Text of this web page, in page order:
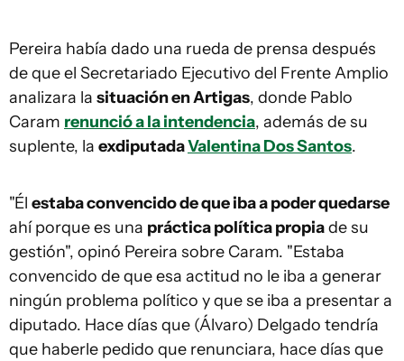
Pereira había dado una rueda de prensa después
de que el Secretariado Ejecutivo del Frente Amplio
analizara la situación en Artigas, donde Pablo
Caram renunció a la intendencia, además de su
suplente, la exdiputadaValentina Dos Santos.
"Él estaba convencido de que iba a poder quedarse
ahí porque es una práctica política propiade su
gestión", opinó Pereira sobre Caram. "Estaba
convencido de que esa actitud no le iba a generar
ningún problema político y que se iba a presentar a
diputado. Hace días que (Álvaro) Delgado tendría
que haberle pedido que renunciara, hace días que